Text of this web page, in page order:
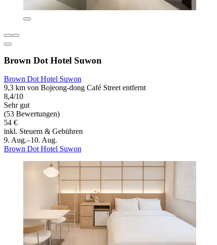
Brown Dot Hotel Suwon
Brown Dot Hotel Suwon
9,3 km von Bojeong-dong Café Street entfernt
8,4/10
Sehr gut
(53 Bewertungen)
54 €
inkl. Steuern & Gebühren
9. Aug.–10. Aug.
Brown Dot Hotel Suwon